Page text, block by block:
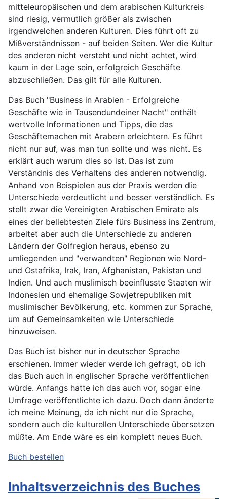
mitteleuropäischen und dem arabischen Kulturkreis
sind riesig, vermutlich größer als zwischen
irgendwelchen anderen Kulturen. Dies führt oft zu
Mißverständnissen - auf beiden Seiten. Wer die Kultur
des anderen nicht versteht und nicht achtet, wird
kaum in der Lage sein, erfolgreich Geschäfte
abzuschließen. Das gilt für alle Kulturen.
Das Buch "Business in Arabien - Erfolgreiche
Geschäfte wie in Tausendundeiner Nacht" enthält
wertvolle Informationen und Tipps, die das
Geschäftemachen mit Arabern erleichtern. Es führt
nicht nur auf, was man tun sollte und was nicht. Es
erklärt auch warum dies so ist. Das ist zum
Verständnis des Verhaltens des anderen notwendig.
Anhand von Beispielen aus der Praxis werden die
Unterschiede verdeutlicht und besser verständlich. Es
stellt zwar die Vereinigten Arabischen Emirate als
eines der beliebtesten Ziele fürs Business ins Zentrum,
arbeitet aber auch die Unterschiede zu anderen
Ländern der Golfregion heraus, ebenso zu
umliegenden und "verwandten" Regionen wie Nord-
und Ostafrika, Irak, Iran, Afghanistan, Pakistan und
Indien. Und auch muslimisch beeinflusste Staaten wir
Indonesien und ehemalige Sowjetrepubliken mit
muslimischer Bevölkerung, etc. kommen zur Sprache,
um auf Gemeinsamkeiten wie Unterschiede
hinzuweisen.
Das Buch ist bisher nur in deutscher Sprache
erschienen. Immer wieder werde ich gefragt, ob ich
das Buch auch in englischer Sprache veröffentlichen
würde. Anfangs hatte ich das auch vor, sogar eine
Umfrage veröffentlichte ich dazu. Doch dann änderte
ich meine Meinung, da ich nicht nur die Sprache,
sondern auch die kulturellen Unterschiede übersetzen
müßte. Am Ende wäre es ein komplett neues Buch.
Buch bestellen
Inhaltsverzeichnis des Buches